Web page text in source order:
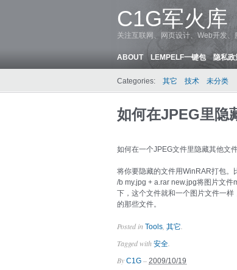
C1G军火库
关注互联网、网页设计、Web开发
ABOUT LEMPELF一键包 隐私政
Categories: 其它 技术 未分类
如何在JPEG里隐
如何在一个JPEG文件里隐藏其他文
将你要隐藏的文件用WinRAR打包
/b my.jpg + a.rar new.jpg将图片文
下，这个文件就和一个图片文件一
的那些文件。
Posted in Tools 其它
Tagged with 安全
By C1G – 2009/10/19